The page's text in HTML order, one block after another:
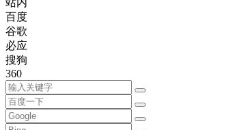
站内
百度
谷歌
必应
搜狗
360